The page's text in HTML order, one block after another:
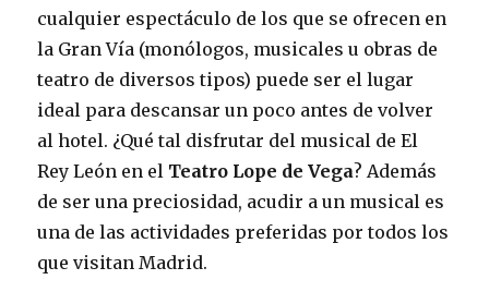
cualquier espectáculo de los que se ofrecen en
la Gran Vía (monólogos, musicales u obras de
teatro de diversos tipos) puede ser el lugar
ideal para descansar un poco antes de volver
al hotel. ¿Qué tal disfrutar del musical de El
Rey León en el Teatro Lope de Vega? Además
de ser una preciosidad, acudir a un musical es
una de las actividades preferidas por todos los
que visitan Madrid.